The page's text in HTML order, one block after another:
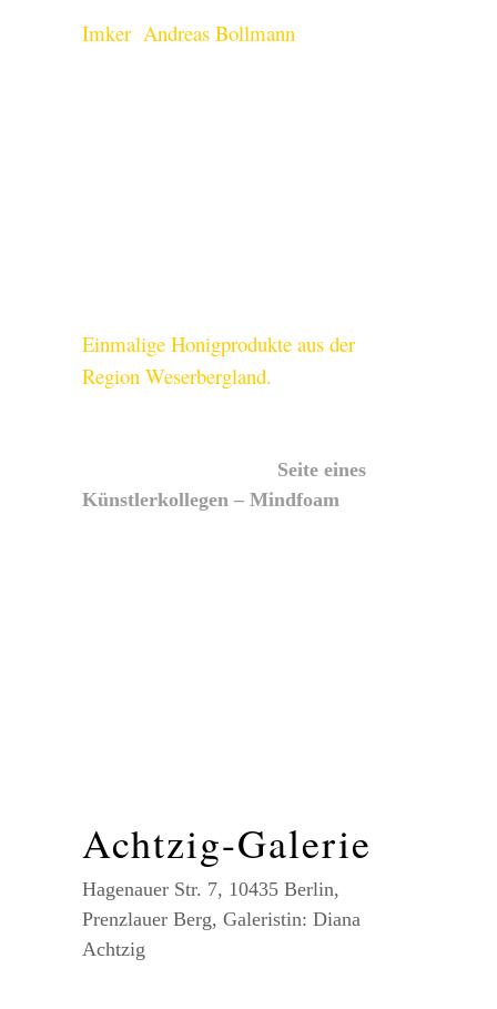
Imker Andreas Bollmann
Einmalige Honigprodukte aus der
Region Weserbergland.
Seite eines
Künstlerkollegen – Mindfoam
Achtzig-Galerie
Hagenauer Str. 7, 10435 Berlin,
Prenzlauer Berg, Galeristin: Diana
Achtzig